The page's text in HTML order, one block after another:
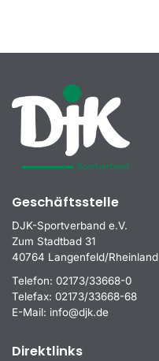
Geschäftsstelle
DJK-Sportverband e.V.
Zum Stadtbad 31
40764 Langenfeld/Rheinland
Telefon: 02173/33668-0
Telefax: 02173/33668-68
E-Mail: info@djk.de
Direktlinks